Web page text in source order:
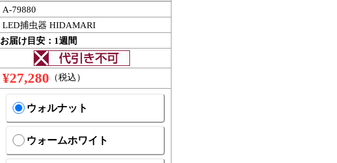
A-79880
LED捕虫器 HIDAMARI
お届け目安：1週間
¥27,280 （税込）
ウォルナット
ウォームホワイト